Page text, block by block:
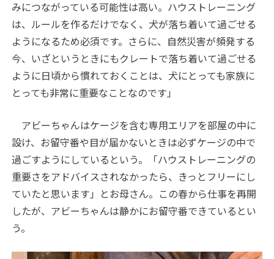
みにつながっている可能性は高い。ハウストレーニング
は、ルールを作るだけでなく、犬が落ち着いて過ごせる
ようになるため必須です。さらに、自然災害が頻発する
今、いざというときにもクレートで落ち着いて過ごせる
ように日頃から慣れておくことは、犬にとっても家族に
とっても非常に重要なことなのです」
アビーちゃんはケージを含む専用エリアを部屋の中に
設け、お留守番や目が届かないときは必ずケージの中で
過ごすようにしているという。「ハウストレーニングの
重要さをアドバイスされなかったら、きっとフリーにし
ていたと思います」とお母さん。この春から仕事を再開
したが、アビーちゃんは静かにお留守番できているとい
う。